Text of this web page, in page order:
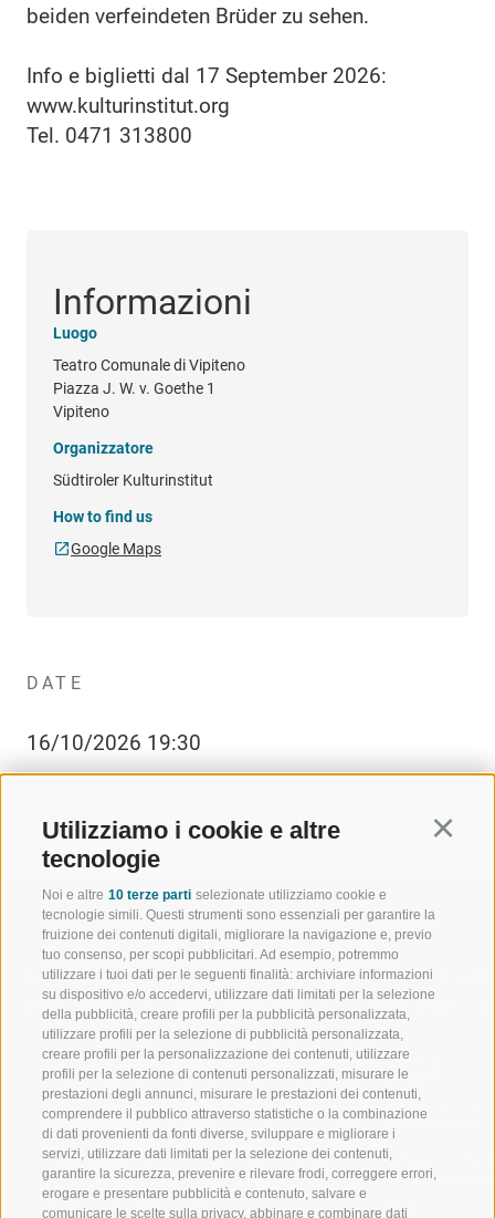
Utilizziamo i cookie e altre
tecnologie
Noi e altre 10 terze parti selezionate utilizziamo cookie e
tecnologie simili. Questi strumenti sono essenziali per garantire la
fruizione dei contenuti digitali, migliorare la navigazione e, previo
tuo consenso, per scopi pubblicitari. Ad esempio, potremmo
utilizzare i tuoi dati per le seguenti finalità: archiviare informazioni
su dispositivo e/o accedervi, utilizzare dati limitati per la selezione
della pubblicità, creare profili per la pubblicità personalizzata,
utilizzare profili per la selezione di pubblicità personalizzata,
creare profili per la personalizzazione dei contenuti, utilizzare
profili per la selezione di contenuti personalizzati, misurare le
prestazioni degli annunci, misurare le prestazioni dei contenuti,
comprendere il pubblico attraverso statistiche o la combinazione
di dati provenienti da fonti diverse, sviluppare e migliorare i
servizi, utilizzare dati limitati per la selezione dei contenuti,
garantire la sicurezza, prevenire e rilevare frodi, correggere errori,
erogare e presentare pubblicità e contenuto, salvare e
comunicare le scelte sulla privacy, abbinare e combinare dati
beiden verfeindeten Brüder zu sehen.
Info e biglietti dal 17 September 2026:
www.kulturinstitut.org
Tel. 0471 313800
Informazioni
Luogo
Teatro Comunale di Vipiteno
Piazza J. W. v. Goethe 1
Vipiteno
Organizzatore
Südtiroler Kulturinstitut
How to find us
Google Maps
DATE
16/10/2026 19:30
BENVENUTI NELLA REGIONE
TURISTICA DI RACINES
VAL GIOVO
VAL RACINES
VAL RIDANNA
IMPIANTI DI RISALITA
SPORT E
MOMENTI
SCIARE
ESCURSIONI
ALTA
BIKE